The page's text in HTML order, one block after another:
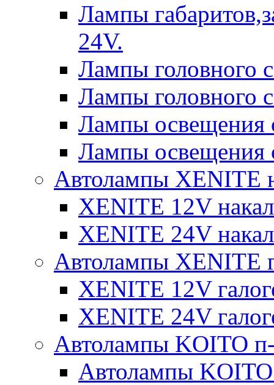
Лампы
24V.
Лампы головного
Лампы головного
Лампы освещения
Лампы освещения
Автолампы XENITE
XENITE 12V
XENITE 24V
Автолампы XENITE
XENITE 12V
XENITE 24V
Автолампы KOITO
Автолампы